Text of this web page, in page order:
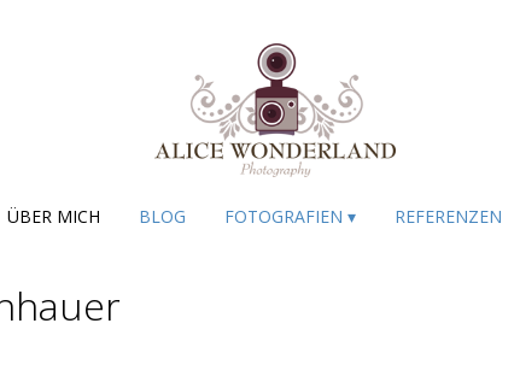
ÜBER MICH BLOG FOTOGRAFIEN ▾ REFERENZEN